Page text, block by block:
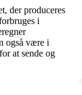
der produceres
i
også være i
at sende og